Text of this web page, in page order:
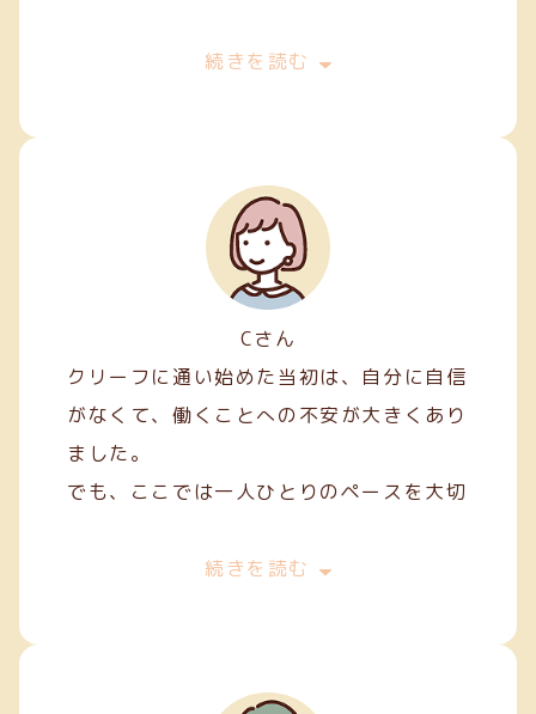
続きを読む
Cさん
クリーフに通い始めた当初は、自分に自信
がなくて、働くことへの不安が大きくあり
ました。
でも、ここでは一人ひとりのペースを大切
めることができました。
続きを読む